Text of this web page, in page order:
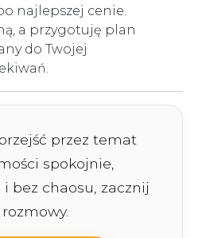
najlepszej cenie.
a przygotuję plan
do Twojej
przez temat
spokojnie,
bez chaosu, zacznij